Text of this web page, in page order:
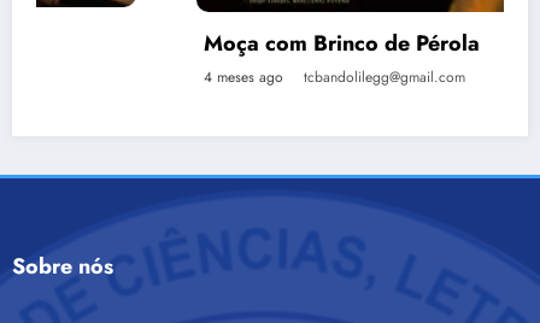
Moça com Brinco de Pérola
tcbandolilegg@gmail.com
Sobre nós